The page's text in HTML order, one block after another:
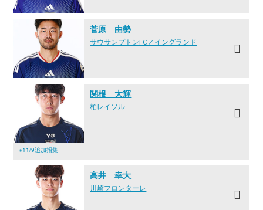
菅原 由勢
サウサンプトンFC／イングランド
関根 大輝
柏レイソル
※11/9追加招集
高井 幸大
川崎フロンターレ